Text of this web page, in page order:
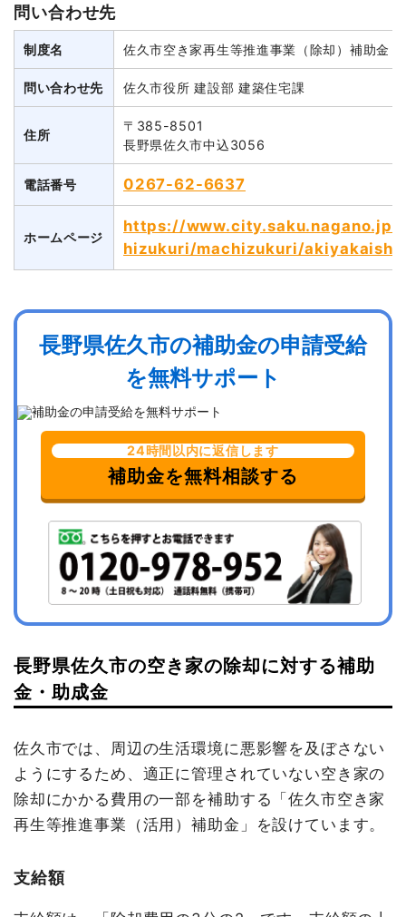
問い合わせ先
制度名 佐久市空き家再生等推進事業（除却）補助金
問い合わせ先 佐久市役所 建設部 建築住宅課
住所
〒385-8501
長野県佐久市中込3056
電話番号 0267-62-6637
ホームページ
https://www.city.saku.nagano.jp/
hizukuri/machizukuri/
長野県佐久市の補助金の申請受給
を無料サポート
24時間以内に返信します
補助金を無料相談する
長野県佐久市の空き家の除却に対する補助
金・助成金
佐久市では、周辺の生活環境に悪影響を及ぼさない
ようにするため、適正に管理されていない空き家の
除却にかかる費用の一部を補助する「佐久市空き家
再生等推進事業（活用）補助金」を設けています。
支給額